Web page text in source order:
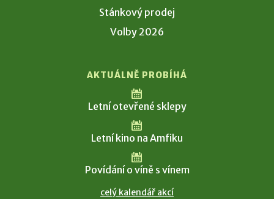
Stánkový prodej
Volby 2026
AKTUÁLNĚ PROBÍHÁ
Letní otevřené sklepy
Letní kino na Amfiku
Povídání o víně s vínem
celý kalendář akcí